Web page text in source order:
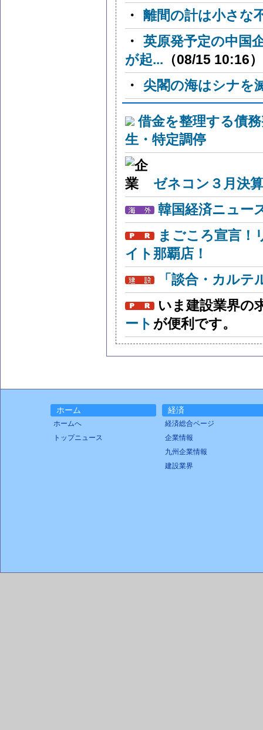
・ 離間の計は小さな
・ 英原発予定の中国
が起... （08/15 10:16）
・
尖閣の海はシナを
借金を整理する債
生・特定調停
ゼネコン３月決
韓国経済ニュー
まごころ宣言！
イト那覇店！
「談合・カル
いま建設業界の
ート が便利です。
ホーム
ホームへ
トップニュース
経済
経済総合ページ
企業情報
九州企業情報
建設業界